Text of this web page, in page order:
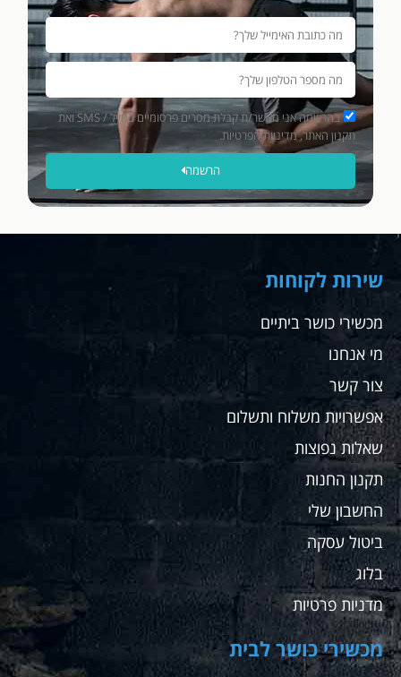
בהרשמה אני מאשר/ת קבלת מסרים פרסומיים במייל / SMS ואת
תקנון האתר, מדיניות הפרטיות.
הרשמה
שירות לקוחות
מכשירי כושר ביתיים
מי אנחנו
צור קשר
אפשרויות משלוח ותשלום
שאלות נפוצות
תקנון החנות
החשבון שלי
ביטול עסקה
בלוג
מדניות פרטיות
מכשירי כושר לבית